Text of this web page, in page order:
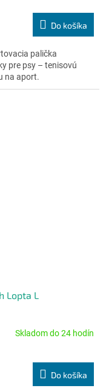
Do košíka
palička
pre psy – tenisovú
na aport.
Lopta L
Skladom do 24 hodín
Do košíka